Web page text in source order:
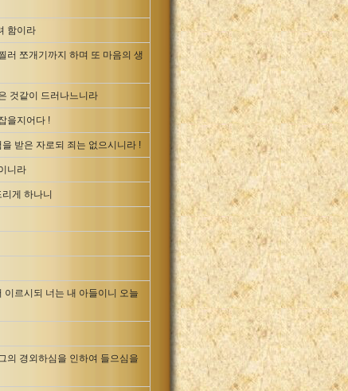
함이라
러 쪼개기까지 하며 또 마음의 생
것같이 드러나느니라
을지어다 !
받은 자로되 죄는 없으시니라 !
니라
게 하나니
르시되 너는 내 아들이니 오늘
의 경외하심을 인하여 들으심을